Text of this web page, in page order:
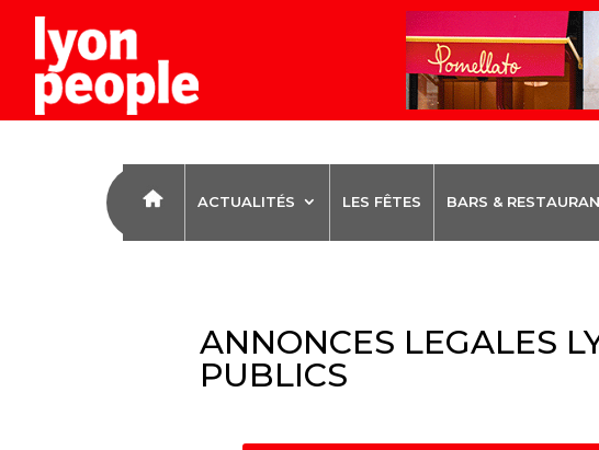
ACTUALITÉS LES FÊTES BARS &
ANNONCES LEGALES
PUBLICS